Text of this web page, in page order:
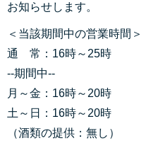
お知らせします。
＜当該期間中の営業時間＞
通 常：16時～25時
--期間中--
月～金：16時～20時
土～日：16時～20時
（酒類の提供：無し）